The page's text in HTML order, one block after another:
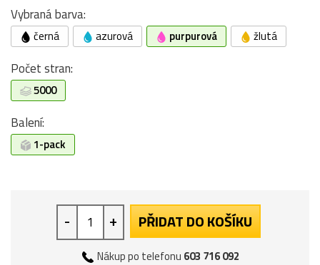
Vybraná barva:
černá azurová purpurová žlutá
Počet stran:
5000
Balení:
1-pack
- + PŘIDAT DO KOŠÍKU
Nákup po telefonu 603 716 092